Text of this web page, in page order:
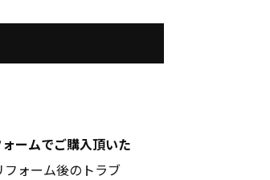
ォームでご購入頂いた
フォーム後のトラブ